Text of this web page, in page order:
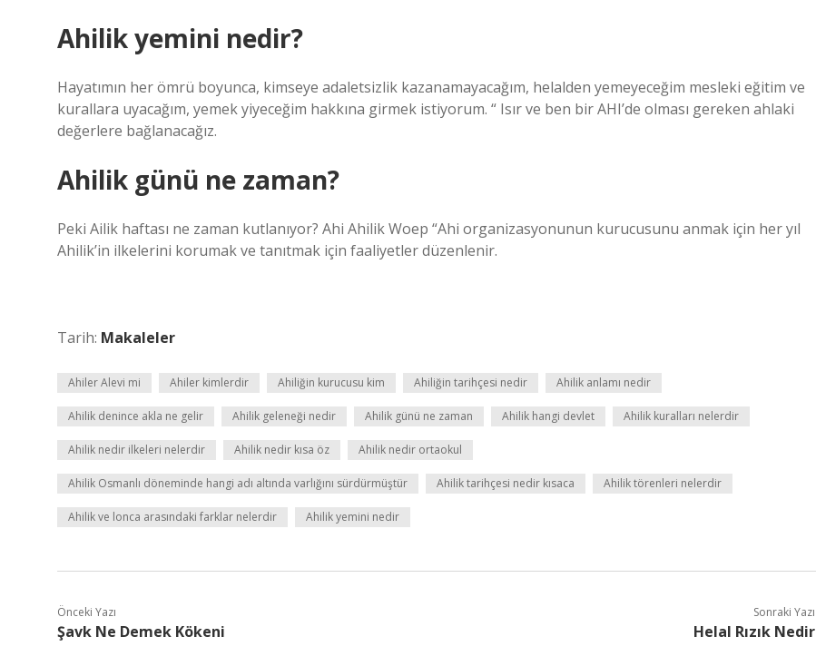
Ahilik yemini nedir?
Hayatımın her ömrü boyunca, kimseye adaletsizlik kazanamayacağım, helalden yemeyeceğim mesleki eğitim ve
kurallara uyacağım, yemek yiyeceğim hakkına girmek istiyorum. “ Isır ve ben bir AHI’de olması gereken ahlaki
değerlere bağlanacağız.
Ahilik günü ne zaman?
Peki Ailik haftası ne zaman kutlanıyor? Ahi Ahilik Woep “Ahi organizasyonunun kurucusunu anmak için her yıl
Ahilik’in ilkelerini korumak ve tanıtmak için faaliyetler düzenlenir.
Tarih: Makaleler
Ahiler Alevi mi Ahiler kimlerdir Ahiliğin kurucusu kim Ahiliğin tarihçesi nedir Ahilik anlamı nedir
Ahilik denince akla ne gelir Ahilik geleneği nedir Ahilik günü ne zaman Ahilik hangi devlet Ahilik kuralları nelerdir
Ahilik nedir ilkeleri nelerdir Ahilik nedir kısa öz Ahilik nedir ortaokul
Ahilik Osmanlı döneminde hangi adı altında varlığını sürdürmüştür Ahilik tarihçesi nedir kısaca Ahilik törenleri nelerdir
Ahilik ve lonca arasındaki farklar nelerdir Ahilik yemini nedir
Önceki Yazı
Şavk Ne Demek Kökeni
Sonraki Yazı
Helal Rızık Nedir